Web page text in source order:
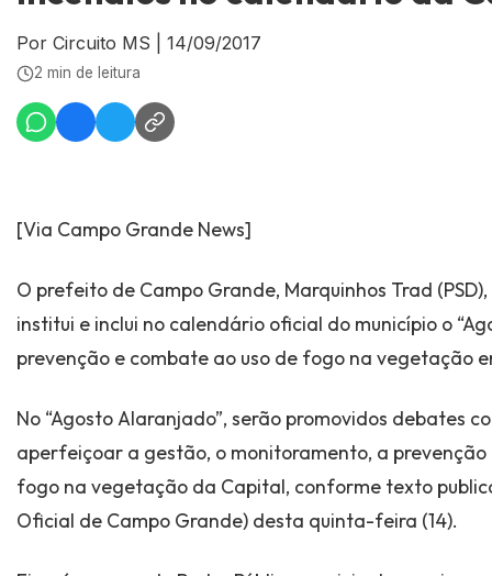
Por Circuito MS 14/09/2017
2 min de leitura
[Via Campo Grande News]
O prefeito de Campo Grande, Marquinhos Trad
institui e inclui no calendário oficial do município o
prevenção e combate ao uso de fogo na vegetação
No “Agosto Alaranjado”, serão promovidos debates
aperfeiçoar a gestão, o monitoramento, a prevenção
fogo na vegetação da Capital, conforme texto
Oficial de Campo Grande) desta quinta-feira (14).